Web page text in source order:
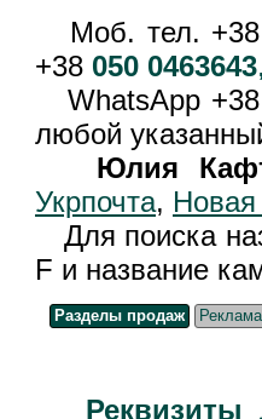
Моб. тел.
+38 050 0463643
WhatsApp
любой
Юлия
Укрпочта, Новая
Для поиска
F и название
Разделы продаж Реклама